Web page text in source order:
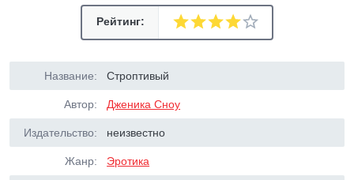
Рейтинг:
Название: Строптивый
Автор: Дженика Сноу
Издательство: неизвестно
Жанр: Эротика